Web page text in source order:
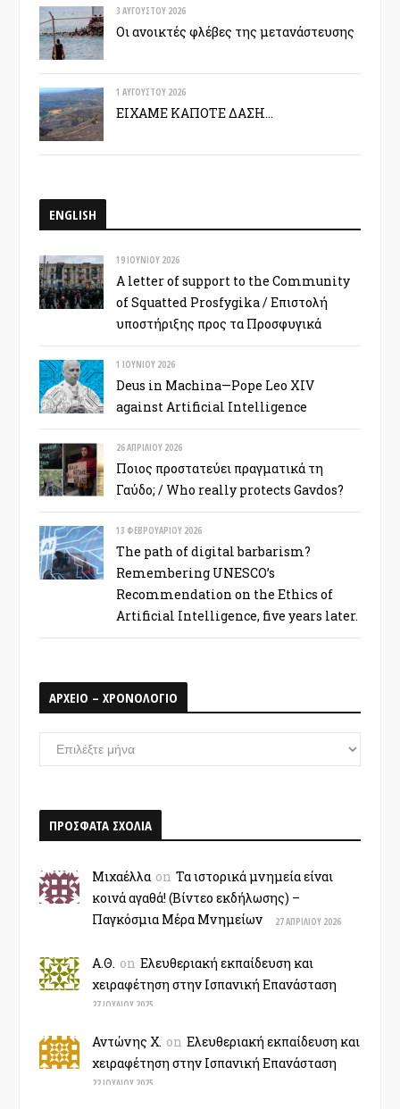
3 ΑΥΓΟΎΣΤΟΥ 2026
Οι ανοικτές φλέβες της μετανάστευσης
1 ΑΥΓΟΎΣΤΟΥ 2026
ΕΙΧΑΜΕ ΚΑΠΟΤΕ ΔΑΣΗ…
ENGLISH
19 ΙΟΥΝΊΟΥ 2026
A letter of support to the Community
of Squatted Prosfygika / Επιστολή
υποστήριξης προς τα Προσφυγικά
1 ΙΟΥΝΊΟΥ 2026
Deus in Machina—Pope Leo XIV
against Artificial Intelligence
26 ΑΠΡΙΛΊΟΥ 2026
Ποιος προστατεύει πραγματικά τη
Γαύδο; / Who really protects Gavdos?
13 ΦΕΒΡΟΥΑΡΊΟΥ 2026
The path of digital barbarism?
Remembering UNESCO’s
Recommendation on the Ethics of
Artificial Intelligence, five years later.
ΑΡΧΕΙΟ – ΧΡΟΝΟΛΟΓΙΟ
ΑΡΧΕΙΟ
–
ΠΡΟΣΦΑΤΑ ΣΧΟΛΙΑ
Μιχαέλλα on Τα ιστορικά μνημεία είναι
κοινά αγαθά! (Βίντεο εκδήλωσης) –
Παγκόσμια Μέρα Μνημείων
27 ΑΠΡΙΛΊΟΥ 2026
Α.Θ. on Ελευθεριακή εκπαίδευση και
χειραφέτηση στην Ισπανική Επανάσταση
27 ΙΟΥΛΊΟΥ 2025
Αντώνης Χ. on Ελευθεριακή εκπαίδευση και
χειραφέτηση στην Ισπανική Επανάσταση
22 ΙΟΥΛΊΟΥ 2025